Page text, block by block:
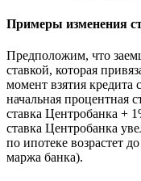
Примеры изменения
Предположим, что
ставкой, которая
момент взятия кредита
начальная процентная
ставка Центробанка +
ставка Центробанка
по ипотеке возрастет
маржа банка).